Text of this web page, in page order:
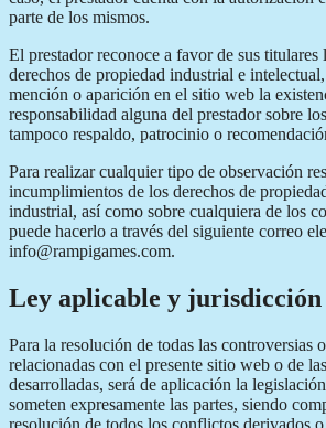
parte de los mismos.
El prestador reconoce a favor de sus titulares
derechos de propiedad industrial e
mención o aparición en el sitio web la
responsabilidad alguna del prestador sobre
tampoco respaldo, patrocinio o
Para realizar cualquier tipo de observación
incumplimientos de los derechos de
industrial, así como sobre cualquiera de los
puede hacerlo a través del siguiente correo
info@rampigames.com.
Ley aplicable y jurisdicción
Para la resolución de todas las controversias
relacionadas con el presente sitio web o de
desarrolladas, será de aplicación la
someten expresamente las partes, siendo
resolución de todos los conflictos derivados